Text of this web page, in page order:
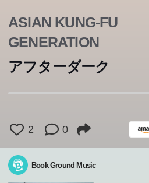
ASIAN KUNG-FU
GENERATION
アフターダーク
2 0
Book Ground Music